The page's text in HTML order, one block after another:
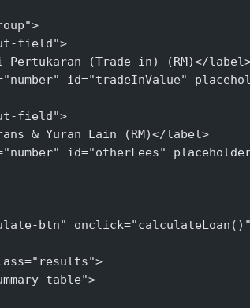
field">
Pertukaran (Trade-in) (RM)</
id="tradeInValue"
field">
& Yuran Lain (RM)</label>
id="otherFees"
btn"
table">